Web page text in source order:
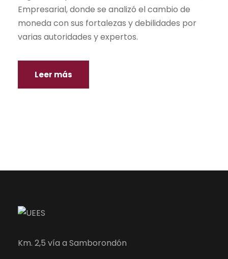
Empresarial, donde se analizó el cambio de
moneda con sus fortalezas y debilidades por
varias autoridades y expertos.
Leer más
Km. 2,5 vía a Samborondón